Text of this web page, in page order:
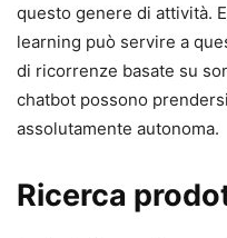
questo genere di attività.
learning può servire a
di ricorrenze basate su
chatbot possono
assolutamente autonoma.
Ricerca